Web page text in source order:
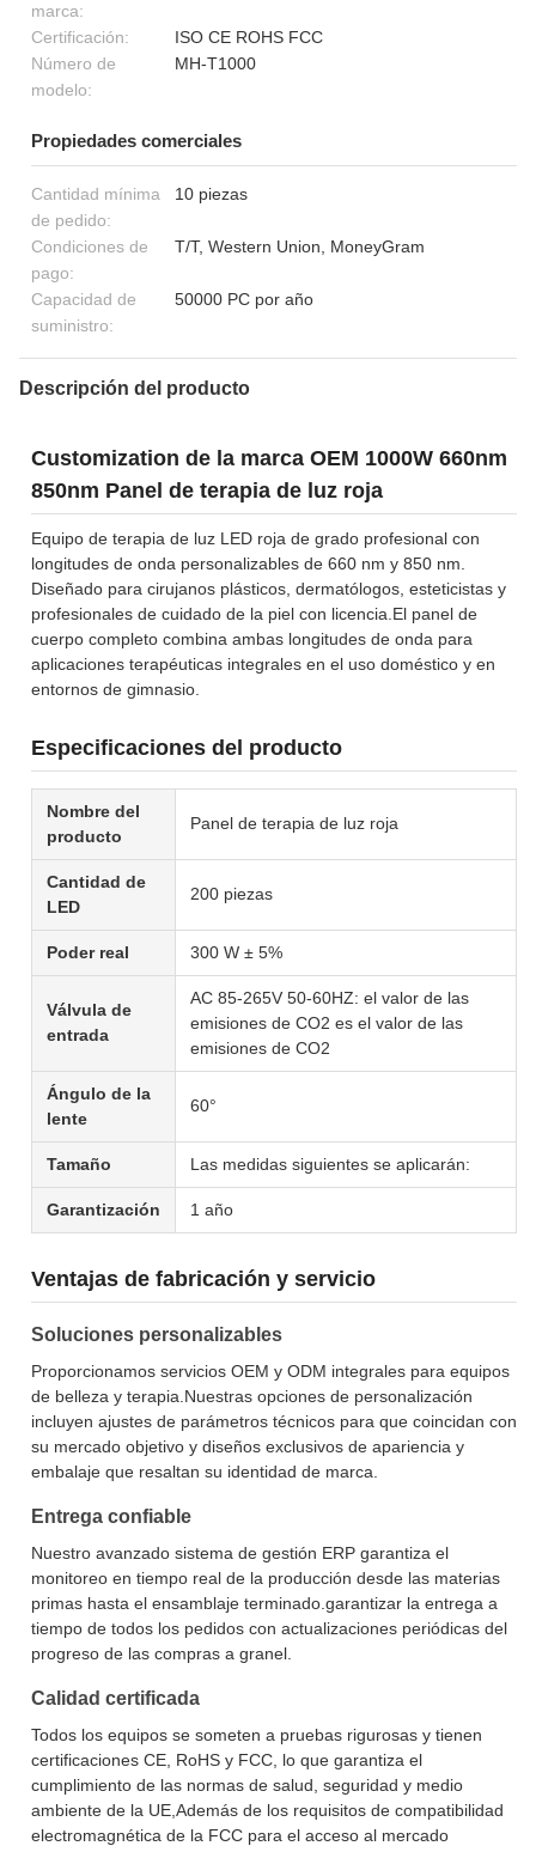
marca:
Certificación:
ISO CE ROHS FCC
Número de
modelo:
MH-T1000
Propiedades comerciales
Cantidad mínima
de pedido:
10 piezas
Condiciones de
pago:
T/T, Western Union, MoneyGram
Capacidad de
suministro:
50000 PC por año
Descripción del producto
Customization de la marca OEM 1000W 660nm
850nm Panel de terapia de luz roja
Equipo de terapia de luz LED roja de grado profesional con
longitudes de onda personalizables de 660 nm y 850 nm.
Diseñado para cirujanos plásticos, dermatólogos, esteticistas y
profesionales de cuidado de la piel con licencia.El panel de
cuerpo completo combina ambas longitudes de onda para
aplicaciones terapéuticas integrales en el uso doméstico y en
entornos de gimnasio.
Especificaciones del producto
Nombre del
producto
Panel de terapia de luz roja
Cantidad de
LED
200 piezas
Poder real 300 W ± 5%
Válvula de
entrada
AC 85-265V 50-60HZ: el valor de las
emisiones de CO2 es el valor de las
emisiones de CO2
Ángulo de la
lente
60°
Tamaño Las medidas siguientes se aplicarán:
Garantización 1 año
Ventajas de fabricación y servicio
Soluciones personalizables
Proporcionamos servicios OEM y ODM integrales para equipos
de belleza y terapia.Nuestras opciones de personalización
incluyen ajustes de parámetros técnicos para que coincidan con
su mercado objetivo y diseños exclusivos de apariencia y
embalaje que resaltan su identidad de marca.
Entrega confiable
Nuestro avanzado sistema de gestión ERP garantiza el
monitoreo en tiempo real de la producción desde las materias
primas hasta el ensamblaje terminado.garantizar la entrega a
tiempo de todos los pedidos con actualizaciones periódicas del
progreso de las compras a granel.
Calidad certificada
Todos los equipos se someten a pruebas rigurosas y tienen
certificaciones CE, RoHS y FCC, lo que garantiza el
cumplimiento de las normas de salud, seguridad y medio
ambiente de la UE,Además de los requisitos de compatibilidad
electromagnética de la FCC para el acceso al mercado